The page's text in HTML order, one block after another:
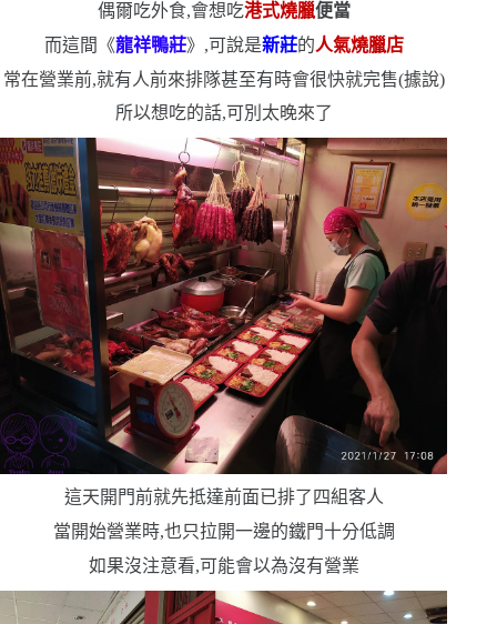
偶爾吃外食,會想吃港式燒臘便當
而這間《龍祥鴨莊》,可說是新莊的人氣燒臘店
常在營業前,就有人前來排隊甚至有時會很快就完售(據說)
所以想吃的話,可別太晚來了
這天開門前就先抵達前面已排了四組客人
當開始營業時,也只拉開一邊的鐵門十分低調
如果沒注意看,可能會以為沒有營業